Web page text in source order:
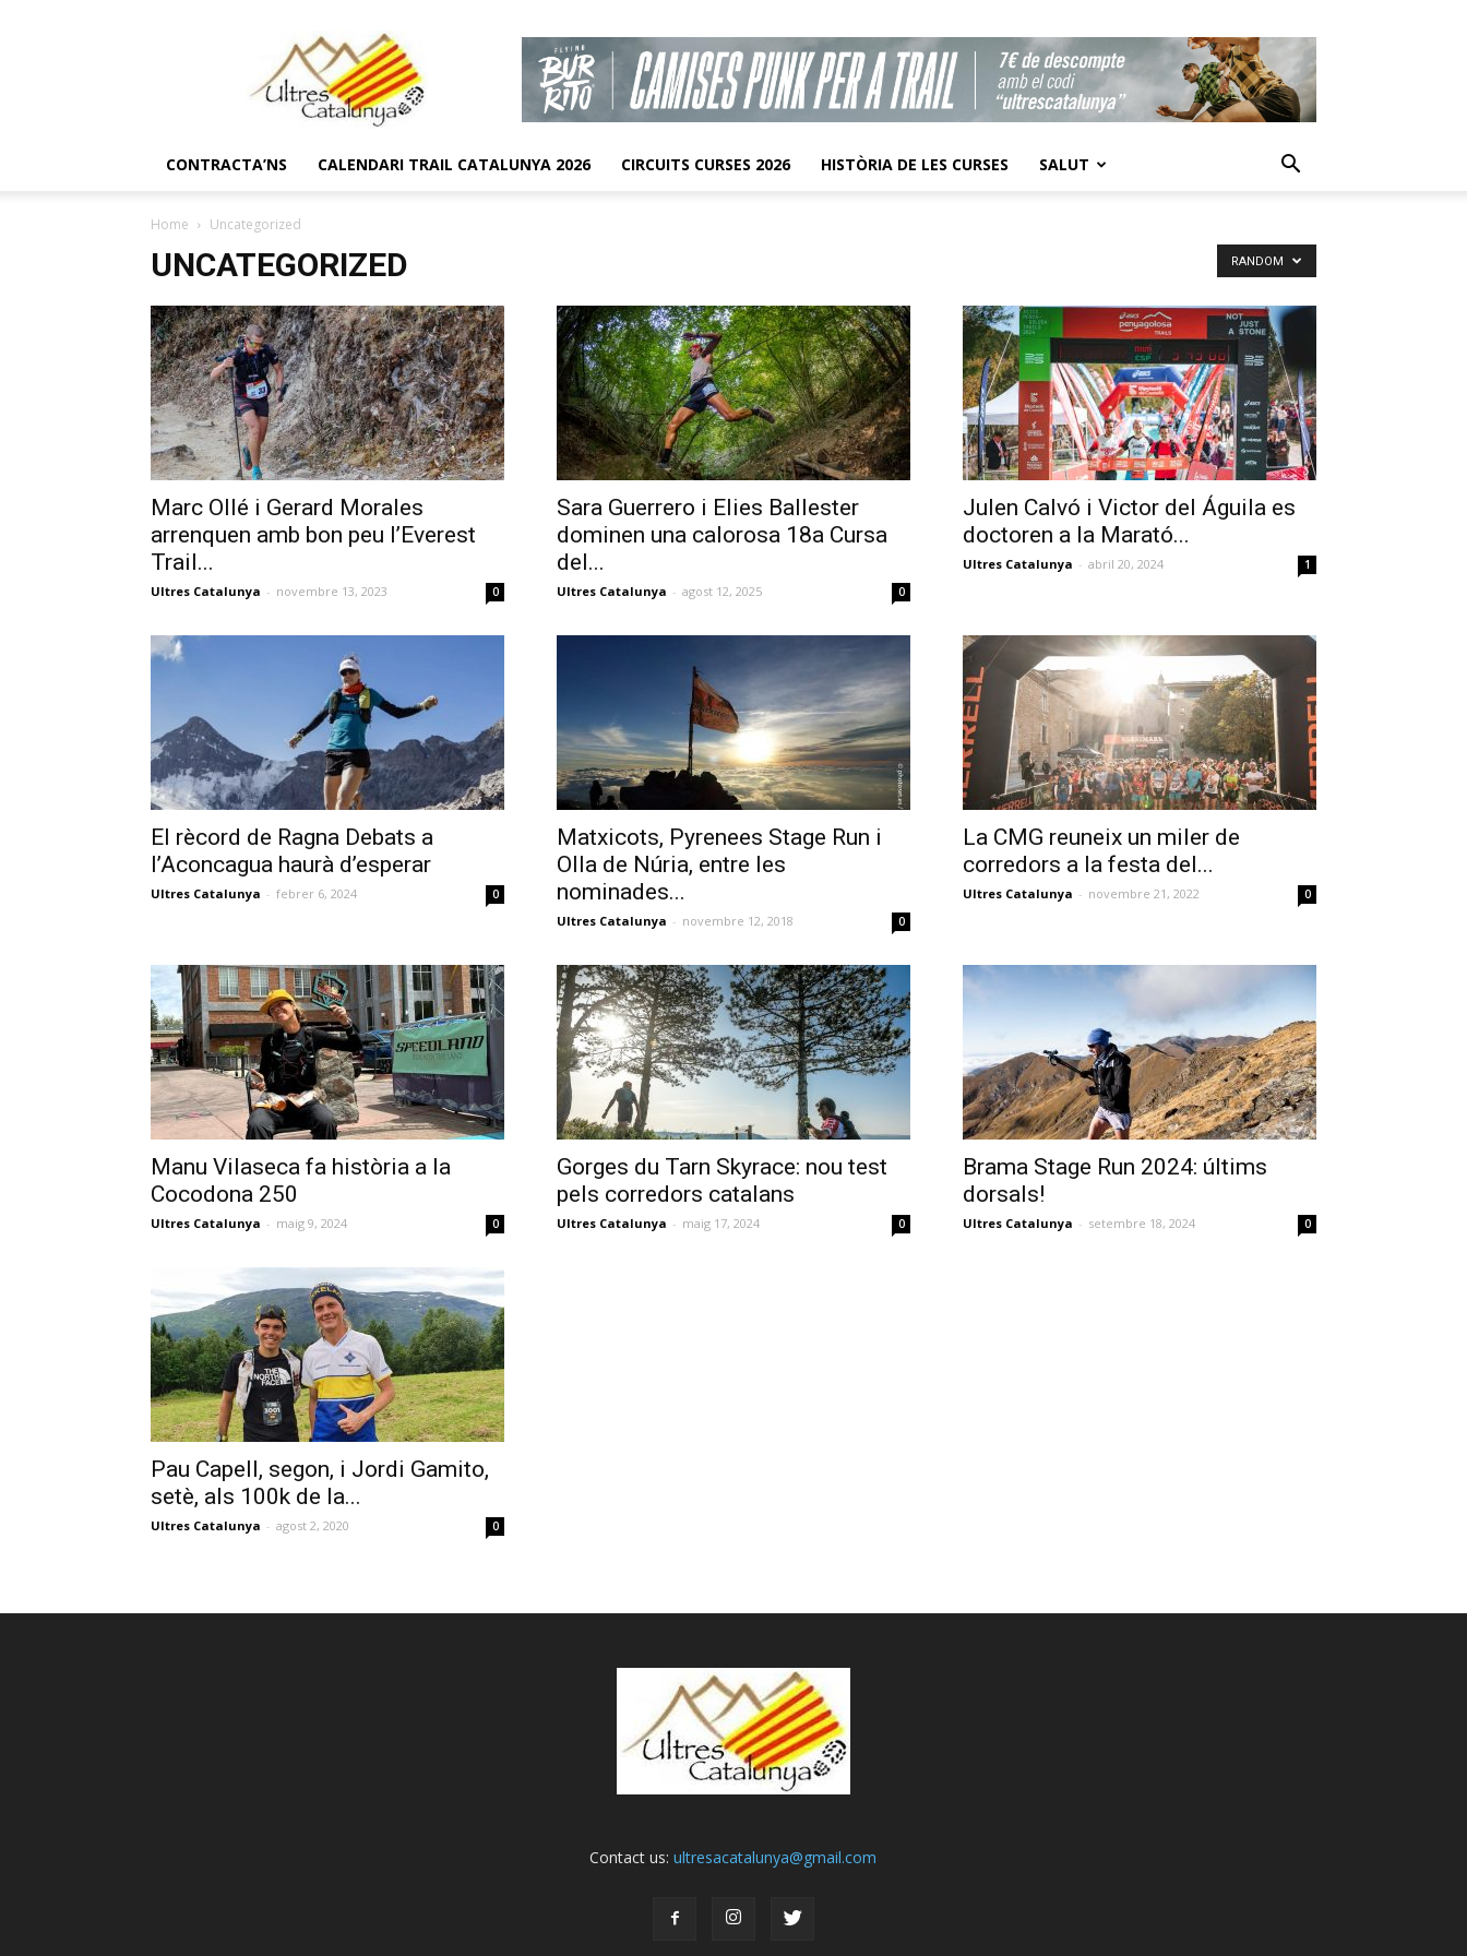
CONTRACTA’NS CALENDARI TRAIL CATALUNYA 2026 CIRCUITS CURSES 2026 HISTÒRIA DE LES CURSES SALUT
Home Uncategorized
UNCATEGORIZED RANDOM
Marc Ollé i Gerard Morales
arrenquen amb bon peu l’Everest
Trail...
Ultres Catalunya - novembre 13, 2023 0
Sara Guerrero i Elies Ballester
dominen una calorosa 18a Cursa
del...
Ultres Catalunya - agost 12, 2025 0
Julen Calvó i Victor del Águila es
doctoren a la Marató...
Ultres Catalunya - abril 20, 2024 1
El rècord de Ragna Debats a
l’Aconcagua haurà d’esperar
Ultres Catalunya - febrer 6, 2024 0
Matxicots, Pyrenees Stage Run i
Olla de Núria, entre les
nominades...
Ultres Catalunya - novembre 12, 2018 0
La CMG reuneix un miler de
corredors a la festa del...
Ultres Catalunya - novembre 21, 2022 0
Manu Vilaseca fa història a la
Cocodona 250
Ultres Catalunya - maig 9, 2024 0
Gorges du Tarn Skyrace: nou test
pels corredors catalans
Ultres Catalunya - maig 17, 2024 0
Brama Stage Run 2024: últims
dorsals!
Ultres Catalunya - setembre 18, 2024 0
Pau Capell, segon, i Jordi Gamito,
setè, als 100k de la...
Ultres Catalunya - agost 2, 2020 0
Contact us:ultresacatalunya@gmail.com